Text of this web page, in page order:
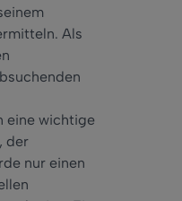
Als
eine wichtige
der
nur einen